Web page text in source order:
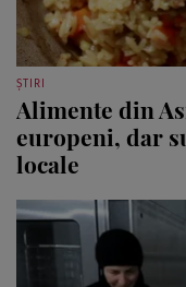
ȘTIRI
Alimente din
europeni, dar
locale